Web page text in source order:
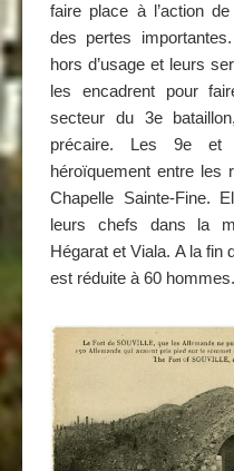
faire place à l’action
des pertes
hors d’usage et leurs
les encadrent pour
secteur du 3e
précaire. Les 9e et
héroïquement entre les
Chapelle Sainte-Fine.
leurs chefs dans la
Hégarat et Viala. A la fin
est réduite à 60 hommes.